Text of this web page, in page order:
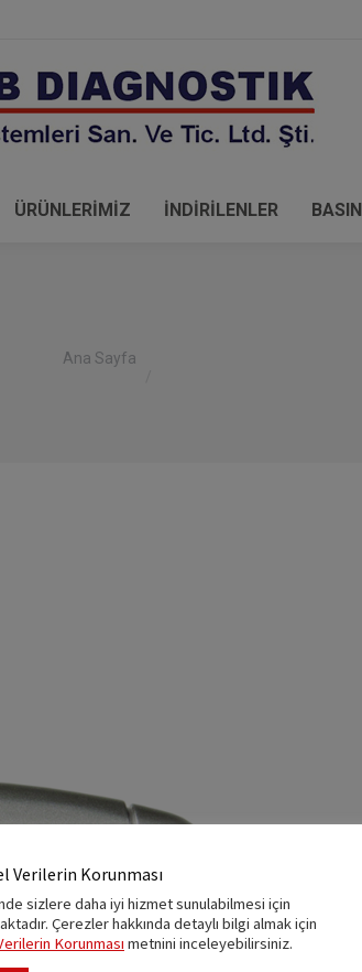
ÜRÜNLERİMİZ İNDİRİLENLER BASIN
You are here:
Ana Sayfa
Verilerin Korunması
sizlere daha iyi hizmet sunulabilmesi için
Çerezler hakkında detaylı bilgi almak için
Korunması metnini inceleyebilirsiniz.